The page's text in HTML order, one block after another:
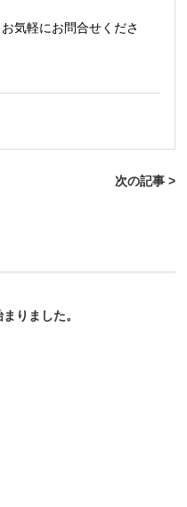
気軽にお問合せくださ
次の記事 >
りました。